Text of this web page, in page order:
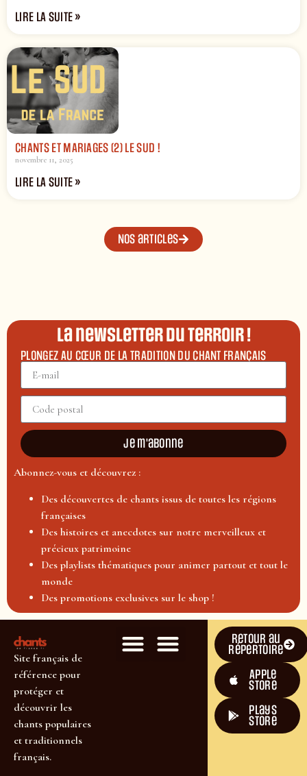
LIRE LA SUITE »
CHANTS ET MARIAGES (2) LE SUD !
novembre 11, 2025
LIRE LA SUITE »
Nos articles
La newsletter du terroir !
PLONGEZ AU CŒUR DE LA TRADITION DU CHANT FRANÇAIS
Je m'abonne
Abonnez-vous et découvrez :
Des découvertes de chants issus de toutes les régions
françaises
Des histoires et anecdotes sur notre merveilleux et
précieux patrimoine
Des playlists thématiques pour animer partout et tout le
monde
Des promotions exclusives sur le shop !
Site français de
référence pour
protéger et
découvrir les
chants populaires
et traditionnels
français.
Retour au
répertoire
Apple
Store
plays
store